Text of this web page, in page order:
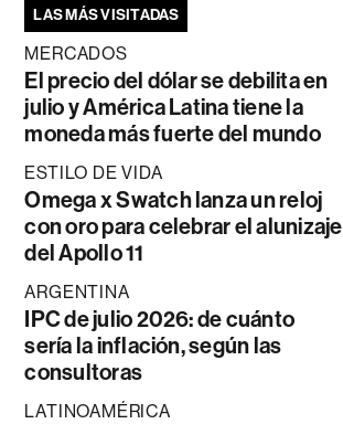
LAS MÁS VISITADAS
MERCADOS
El precio del dólar se debilita en
julio y América Latina tiene la
moneda más fuerte del mundo
ESTILO DE VIDA
Omega x Swatch lanza un reloj
con oro para celebrar el alunizaje
del Apollo 11
ARGENTINA
IPC de julio 2026: de cuánto
sería la inflación, según las
consultoras
LATINOAMÉRICA